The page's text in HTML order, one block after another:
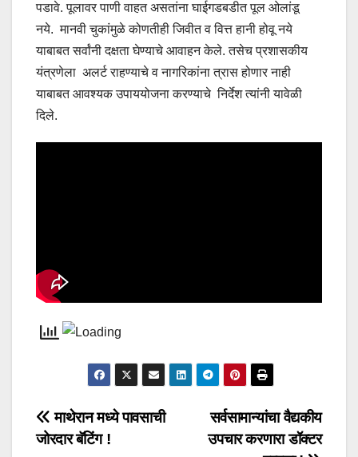
पडावे. पूलावर पाणी वाहत असतांना घाईगडबडीत पूल ओलांडू
नये. मानवी चुकांमुळे कोणतीही जिवीत व वित्त हानी होवू नये
याबाबत सर्वांनी दक्षता घेण्याचे आवाहन केले. तसेच प्रशासकीय
यंत्रणेला अलर्ट राहण्याचे व नागरिकांना त्रास होणार नाही
याबाबत आवश्यक उपाययोजना करण्याचे निर्देश त्यांनी यावेळी
दिले.
Post
सर्वसामान्यांचा वैद्यकीय
उपचार करणारा डॉक्टर
माथेरान मध्ये पावसाची
जोरदार बॅटिंग !